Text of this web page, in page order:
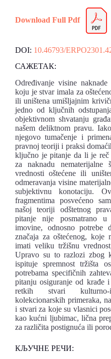
Download Full Pdf
DOI: 10.46793/
САЖЕТАК:
Određivanje visine naknade
koju je stvar imala za
ili uništena umišljajnim
jedno od ključnih
objektivnom shvatanju
našem deliktnom pravu.
njegovo tumačenje i
pravnoj teoriji i praksi
ključno je pitanje da li je reč
za naknadu
vrednosti oštećene ili
odmeravanja visine
subjektivnu konotaciju.
fragmentima posvećeno
našoj teoriji odštetnog
pitanje nije posmatrano u
imovine, odnosno potrebe
značaja za oštećenog,
imati veliku tržišnu
Upravo su to razlozi zbog
ispituje spremnost tržišta
potrebama specifičnih
pitanju osiguranje od krađe
retkih stvari kulturno-
kolekcionarskih primeraka,
i stvari za koje su vlasnici
kao kućni ljubimac, lična
za različita postignuća ili
КЉУЧНЕ РЕЧИ: